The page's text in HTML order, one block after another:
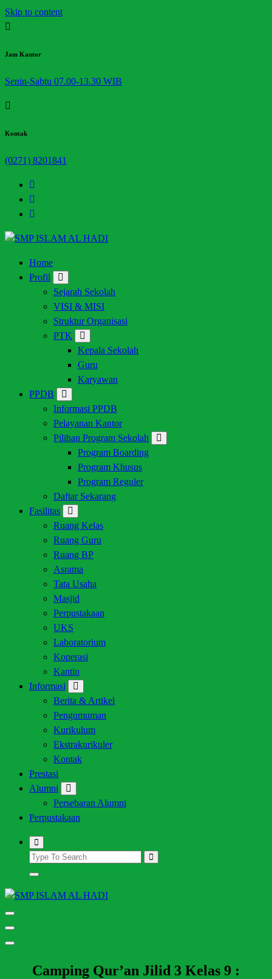
Skip to content
Jam Kantor
Senin-Sabtu 07.00-13.30 WIB
Kontak
(0271) 8201841
Halaman Resmi SMP Islam Al Hadi Mojolaban
Home
Profil
Sejarah Sekolah
VISI & MISI
Struktur Organisasi
PTK
Kepala Sekolah
Guru
Karyawan
PPDB
Informasi PPDB
Pelayanan Kantor
Pilihan Program Sekolah
Program Boarding
Program Khusus
Program Reguler
Daftar Sekarang
Fasilitas
Ruang Kelas
Ruang Guru
Ruang BP
Asrama
Tata Usaha
Masjid
Perpustakaan
UKS
Laboratorium
Koperasi
Kantin
Informasi
Berita & Artikel
Pengumuman
Kurikulum
Ekstrakurikuler
Kontak
Prestasi
Alumni
Persebaran Alumni
Perpustakaan
Camping Qur’an Jilid 3 Kelas 9 :